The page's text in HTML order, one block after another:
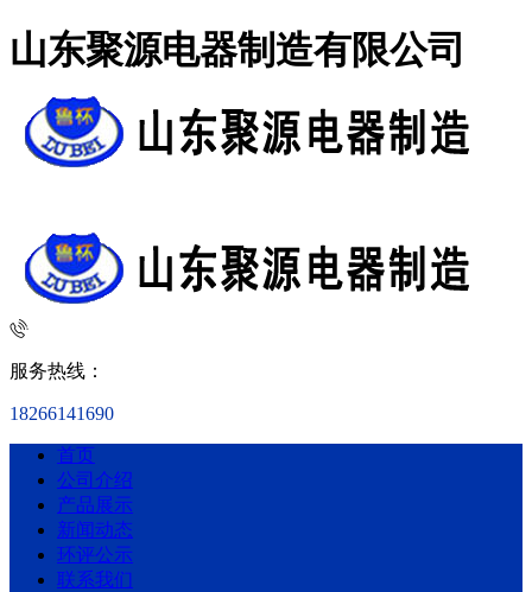
山东聚源电器制造有限公司
服务热线：
18266141690
首页
公司介绍
产品展示
新闻动态
环评公示
联系我们